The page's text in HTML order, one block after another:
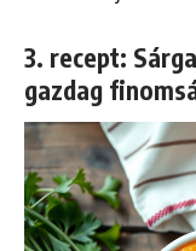
3. recept:
gazdag